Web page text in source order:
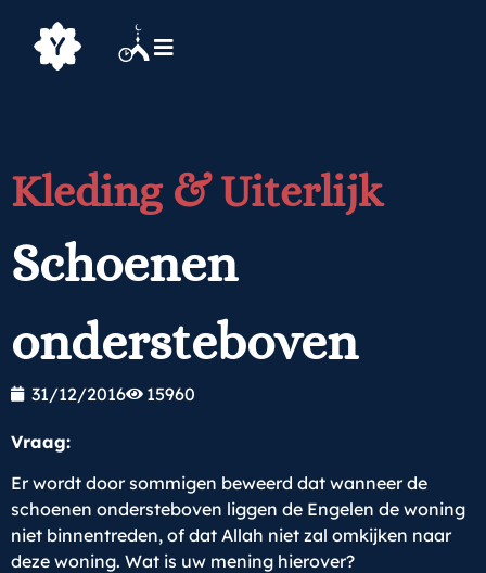
Kleding & Uiterlijk
Schoenen
ondersteboven
31/12/2016 15960
Vraag:
Er wordt door sommigen beweerd dat wanneer de
schoenen ondersteboven liggen de Engelen de woning
niet binnentreden, of dat Allah niet zal omkijken naar
deze woning. Wat is uw mening hierover?